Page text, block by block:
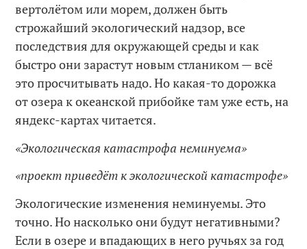
вертолётом или морем, должен быть
строжайший экологический надзор, все
последствия для окружающей среды и как
быстро они зарастут новым стлаником — всё
это просчитывать надо. Но какая-то дорожка
от озера к океанской прибойке там уже есть, на
яндекс-картах читается.
«Экологическая катастрофа неминуема»
«проект приведёт к экологической катастрофе»
Экологические изменения неминуемы. Это
точно. Но насколько они будут негативными?
Если в озере и впадающих в него ручьях за год